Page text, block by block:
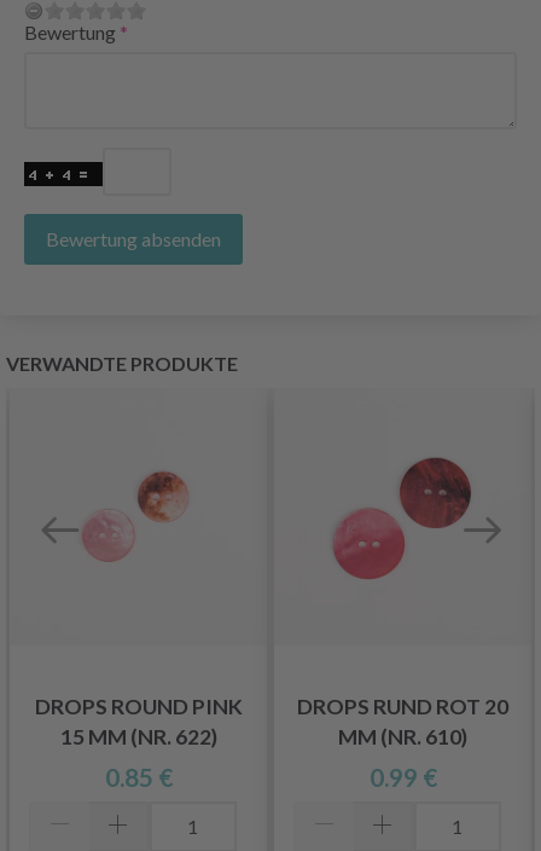
Bewertung
Bewertung absenden
VERWANDTE PRODUKTE
DROPS ROUND PINK
15 MM (NR. 622)
0.85 €
DROPS RUND ROT 20
MM (NR. 610)
0.99 €